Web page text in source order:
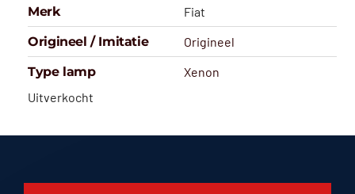
Merk
Fiat
Origineel / Imitatie
Origineel
Type lamp
Xenon
Uitverkocht